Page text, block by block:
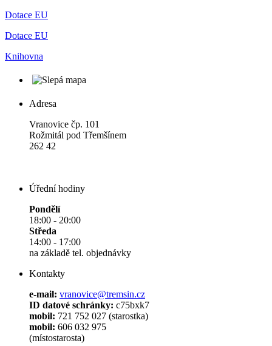
Dotace EU
Dotace EU
Knihovna
Adresa
Vranovice čp. 101
Rožmitál pod Třemšínem
262 42
Úřední hodiny
Pondělí
18:00 - 20:00
Středa
14:00 - 17:00
na základě tel. objednávky
Kontakty
e-mail: vranovice@tremsin.cz
ID datové schránky: c75bxk7
mobil: 721 752 027 (starostka)
mobil: 606 032 975
(místostarosta)